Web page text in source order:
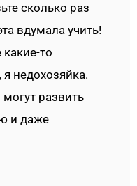
сколько раз
вдумала учить!
то
недохозяйка.
развить
и даже